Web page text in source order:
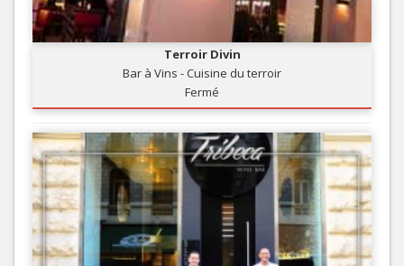
Terroir Divin
Bar à Vins - Cuisine du terroir
Fermé